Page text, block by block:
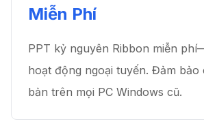
Miễn Phí
PPT kỷ nguyên Ribbon miễn
hoạt động ngoại tuyến. Đảm bảo
bản trên mọi PC Windows cũ.